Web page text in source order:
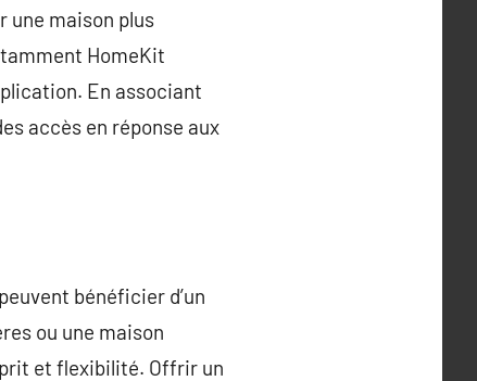
une maison plus
HomeKit
En associant
accès en réponse aux
bénéficier d’un
ou une maison
et flexibilité. Offrir un